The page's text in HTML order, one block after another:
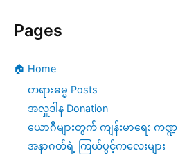
Pages
🏠 Home
တရားဓမ္မ Posts
အလှူဒါန Donation
ယောဂီများတွက် ကျန်းမာရေး ကဏ္ဍ
အနာဂတ်ရဲ့ ကြယ်ပွင့်ကလေးများ